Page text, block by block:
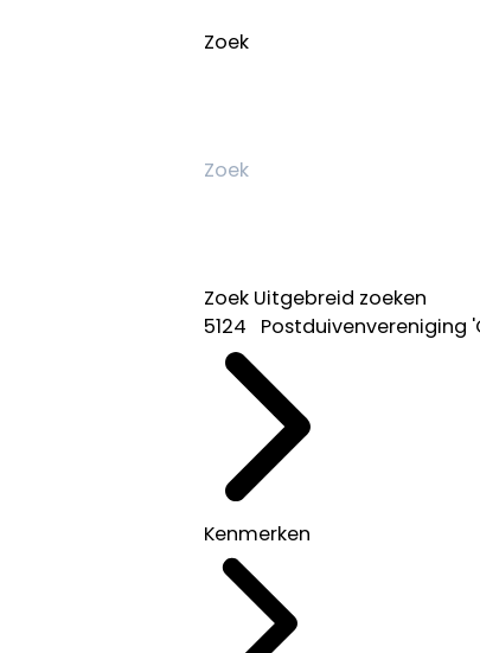
Zoek
Zoek Uitgebreid zoeken
5124 Postduivenvereniging
Kenmerken